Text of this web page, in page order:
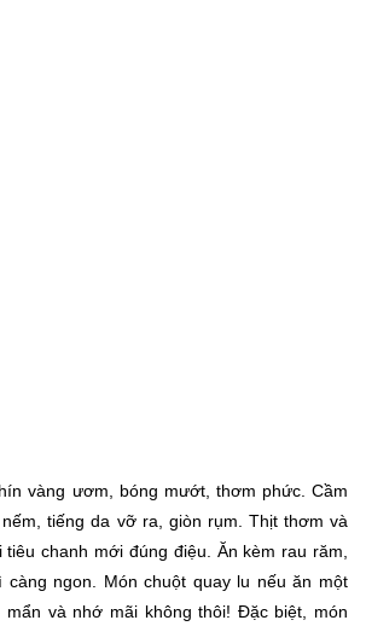
vàng ươm, bóng mướt, thơm phức. Cầm
tiếng da vỡ ra, giòn rụm. Thịt thơm và
chanh mới đúng điệu. Ăn kèm rau răm,
ngon. Món chuột quay lu nếu ăn một
mẩn và nhớ mãi không thôi! Đặc biệt, món